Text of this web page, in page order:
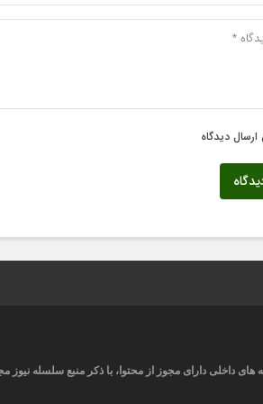
ارسال دیدگاه
های داخلی دارای مجوز از محتوا، با ذکر منبع سلسله نیوز